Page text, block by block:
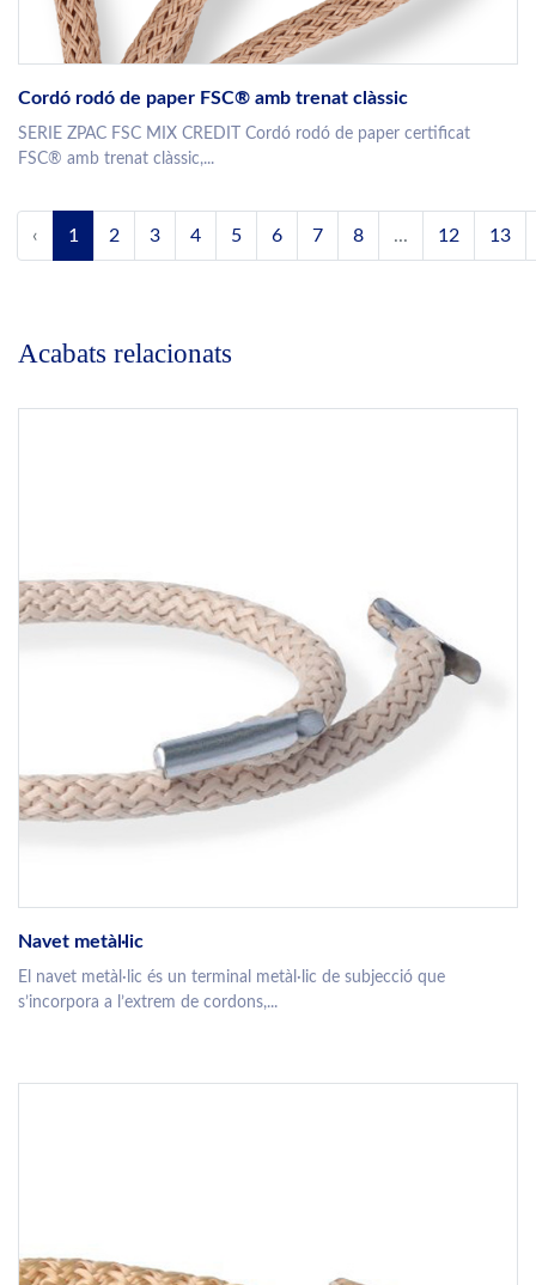
Cordó rodó de paper FSC® amb trenat clàssic
SERIE ZPAC FSC MIX CREDIT Cordó rodó de paper certificat
FSC® amb trenat clàssic,...
‹ 1 2 3 4 5 6 7 8 ... 12 13
Acabats relacionats
Navet metàl·lic
El navet metàl·lic és un terminal metàl·lic de subjecció que
s’incorpora a l’extrem de cordons,...